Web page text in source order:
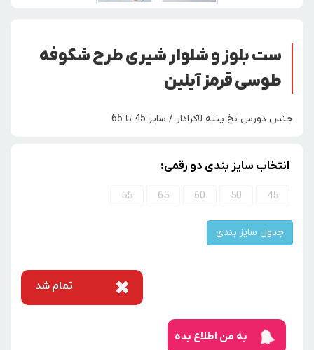
ست بلوز و شلوار شیری طرح شکوفه
طوسی قرمز آیلین
جنس دورس نخ پنبه لاکرادار / سایز 45 تا 65
انتخاب سایز بندی دو رقمی:
45
50
60
65
55
جدول سایز بندی
تمام شد
به من اطلاع بده